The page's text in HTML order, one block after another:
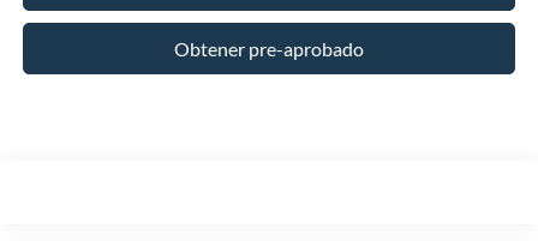
Obtener pre-aprobado